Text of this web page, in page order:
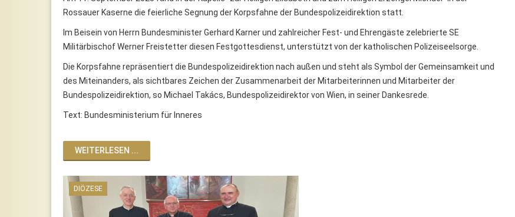
Rossauer Kaserne die feierliche Segnung der Korpsfahne der Bundespolizeidirektion statt.
Im Beisein von Herrn Bundesminister Gerhard Karner und zahlreicher Fest- und Ehrengäste zelebrierte SE
Militärbischof Werner Freistetter diesen Festgottesdienst, unterstützt von der katholischen Polizeiseelsorge.
Die Korpsfahne repräsentiert die Bundespolizeidirektion nach außen und steht als Symbol der Gemeinsamkeit und
des Miteinanders, als sichtbares Zeichen der Zusammenarbeit der Mitarbeiterinnen und Mitarbeiter der
Bundespolizeidirektion, so Michael Takács, Bundespolizeidirektor von Wien, in seiner Dankesrede.
Text: Bundesministerium für Inneres
WEITERLESEN ...
DIÖZESE